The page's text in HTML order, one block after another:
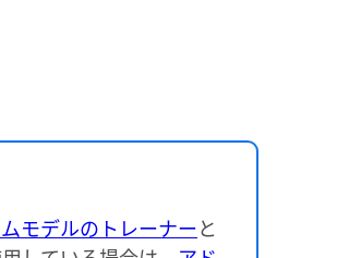
モデルのトレーナーと